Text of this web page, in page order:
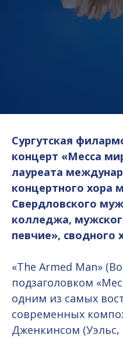
Сургутская
концерт «Месса
лауреата
концертного хора
Свердловского
колледжа,
певчие»,
«The Armed Man»
подзаголовком
одним из самых
современных
Дженкинсом